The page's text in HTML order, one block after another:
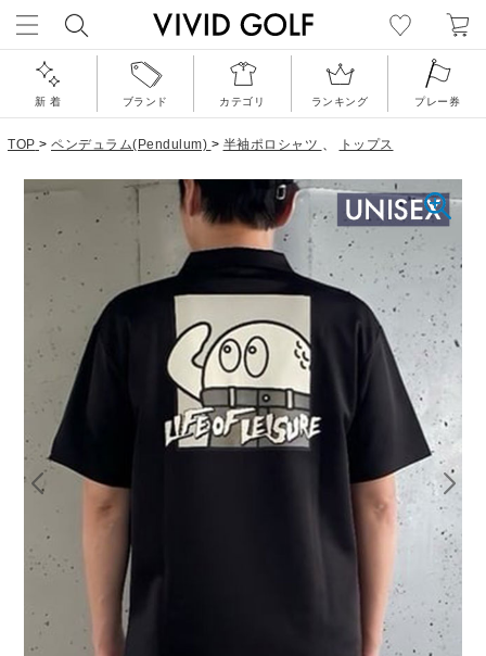
新 着 ブランド カテゴリ ランキング プレー券
TOP > ペンデュラム(Pendulum) > 半袖ポロシャツ 、 トップス